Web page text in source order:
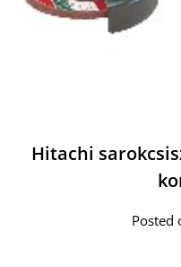
Hitachi
Posted